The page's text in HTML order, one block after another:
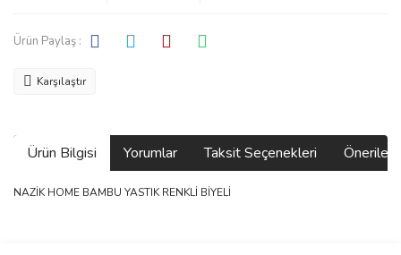
Ürün Paylaş :
Karşılaştır
Ürün Bilgisi Yorumlar Taksit Seçenekleri
NAZİK HOME BAMBU YASTIK RENKLİ BİYELİ